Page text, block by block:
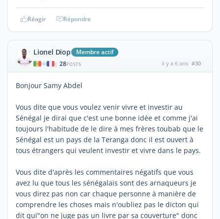
Réagir Répondre
Lionel Diop Membre actif
| 28POSTS il y a 6 ans #30
Bonjour Samy Abdel
Vous dite que vous voulez venir vivre et investir au
Sénégal je dirai que c'est une bonne idée et comme j'ai
toujours l'habitude de le dire à mes frères toubab que le
Sénégal est un pays de la Teranga donc il est ouvert à
tous étrangers qui veulent investir et vivre dans le pays.
Vous dite d'après les commentaires négatifs que vous
avez lu que tous les sénégalais sont des arnaqueurs je
vous direz pas non car chaque personne à manière de
comprendre les choses mais n'oubliez pas le dicton qui
dit qui"on ne juge pas un livre par sa couverture" donc